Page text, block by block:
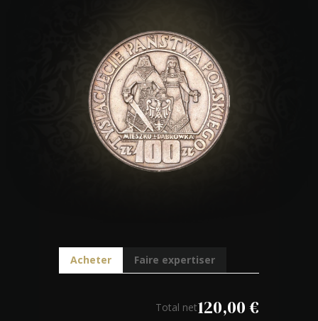
Acheter Faire expertiser
Total net120,00€